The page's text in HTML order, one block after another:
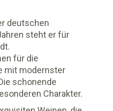
deutschen
steht er für
für die
mit modernster
schonende
Charakter.